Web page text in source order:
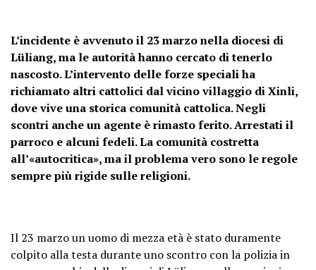
L’incidente è avvenuto il 23 marzo nella diocesi di
Lüliang, ma le autorità hanno cercato di tenerlo
nascosto. L’intervento delle forze speciali ha
richiamato altri cattolici dal vicino villaggio di Xinli,
dove vive una storica comunità cattolica. Negli
scontri anche un agente è rimasto ferito. Arrestati il
parroco e alcuni fedeli. La comunità costretta
all’«autocritica», ma il problema vero sono le regole
sempre più rigide sulle religioni.
Il 23 marzo un uomo di mezza età è stato duramente
colpito alla testa durante uno scontro con la polizia in